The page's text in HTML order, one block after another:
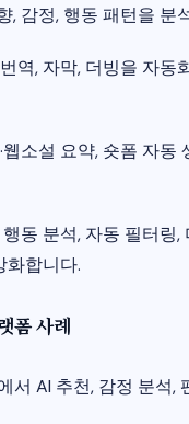
, 감정, 행동 패턴을
역, 자막, 더빙을 자동
웹소설 요약, 숏폼 자
행동 분석, 자동 필터링
화합니다.
폼 사례
서 AI 추천, 감정 분석,